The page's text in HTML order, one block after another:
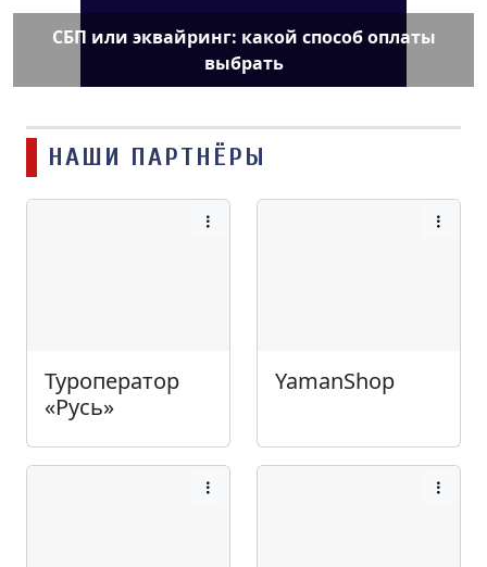
СБП или эквайринг: какой способ оплаты
выбрать
НАШИ ПАРТНЁРЫ
Туроператор
«Русь»
YamanShop